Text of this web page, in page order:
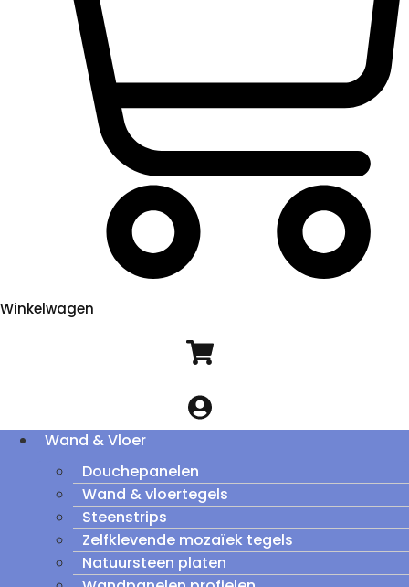
Winkelwagen
Wand & Vloer
Douchepanelen
Wand & vloertegels
Steenstrips
Zelfklevende mozaïek tegels
Natuursteen platen